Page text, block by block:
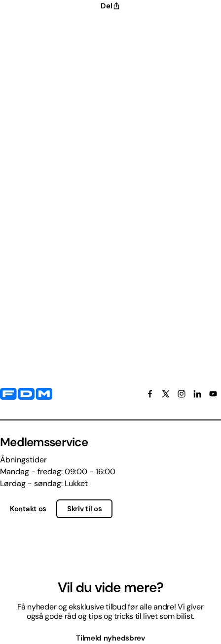
Del
Yderligere information og kontaktoplysninger
Medlemsservice
Åbningstider
Mandag - fredag: 09:00 - 16:00
Lørdag - søndag: Lukket
Kontakt os Skriv til os
Vil du vide mere?
Få nyheder og eksklusive tilbud før alle andre! Vi giver
også gode råd og tips og tricks til livet som bilist.
Tilmeld nyhedsbrev